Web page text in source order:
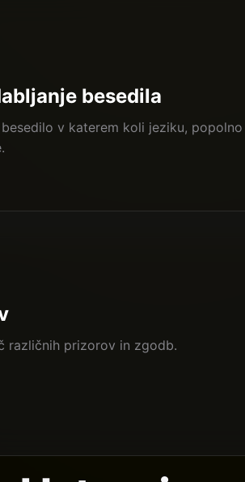
besedila
v katerem koli jeziku, popolno
različnih prizorov in zgodb.